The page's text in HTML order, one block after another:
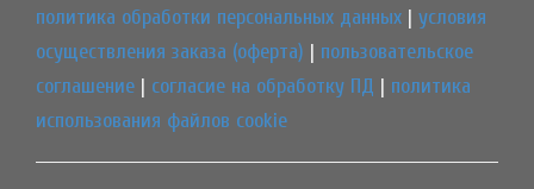
политика обработки персональных данных | условия
осуществления заказа (оферта) | пользовательское
соглашение | согласие на обработку ПД | политика
использования файлов cookie